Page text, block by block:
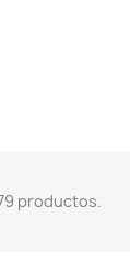
productos.